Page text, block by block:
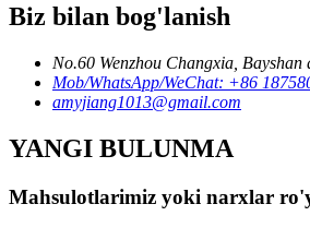
Biz bilan bog'lanish
No.60 Wenzhou Changxia,
Mob/WhatsApp/WeChat: +86
amyjiang1013@gmail.com
YANGI BULUNMA
Mahsulotlarimiz yoki narxlar